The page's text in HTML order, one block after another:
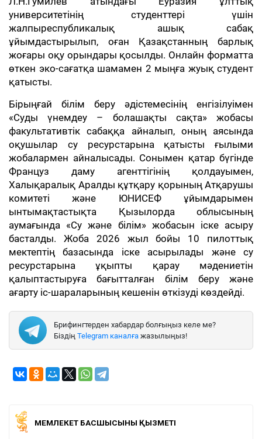
университетінің студенттері үшін
жалпыреспубликалық ашық сабақ
ұйымдастырылып, оған Қазақстанның барлық
жоғары оқу орындары қосылды. Онлайн форматта
өткен эко-сағатқа шамамен 2 мыңға жуық студент
қатысты.
Бірыңғай білім беру әдістемесінің енгізілуімен
«Суды үнемдеу – болашақты сақта» жобасы
факультативтік сабаққа айналып, оның аясында
оқушылар су ресурстарына қатысты ғылыми
жобалармен айналысады. Сонымен қатар бүгінде
Француз даму агенттігінің қолдауымен,
Халықаралық Аралды құтқару қорының Атқарушы
комитеті және ЮНИСЕФ ұйымдарымен
ынтымақтастықта Қызылорда облысының
аумағында «Су және білім» жобасын іске асыру
басталды. Жоба 2026 жыл бойы 10 пилоттық
мектептің базасында іске асырылады және су
ресурстарына ұқыпты қарау мәдениетін
қалыптастыруға бағытталған білім беру және
ағарту іс-шараларының кешенін өткізуді көздейді.
Брифингтерден хабардар болғыңыз келе ме?
Біздің Telegram каналға жазылыңыз!
МЕМЛЕКЕТ БАСШЫСЫНЫҢ ҚЫЗМЕТІ